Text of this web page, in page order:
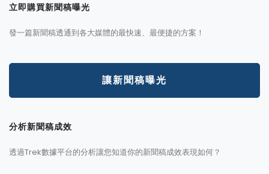
立即購買新聞稿曝光
發一篇新聞稿透通到各大媒體的最快速、最便捷的方案！
讓新聞稿曝光
分析新聞稿成效
透過Trek數據平台的分析讓您知道你的新聞稿成效表現如何？